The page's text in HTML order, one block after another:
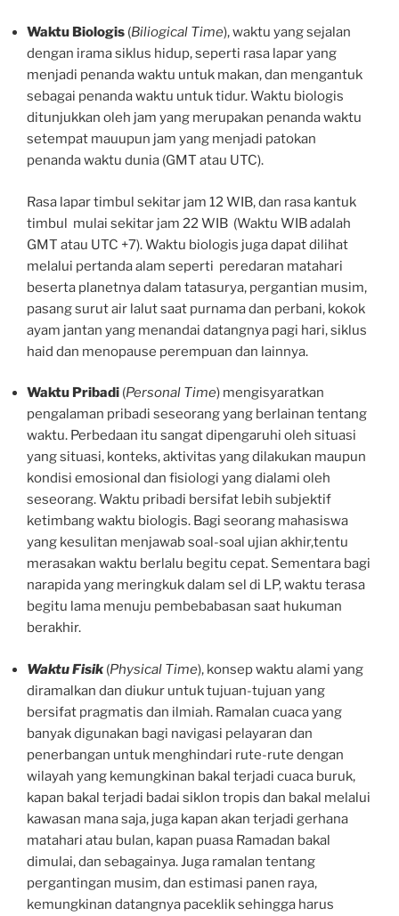
Waktu Biologis (Biliogical Time), waktu yang sejalan
dengan irama siklus hidup, seperti rasa lapar yang
menjadi penanda waktu untuk makan, dan mengantuk
sebagai penanda waktu untuk tidur. Waktu biologis
ditunjukkan oleh jam yang merupakan penanda waktu
setempat mauupun jam yang menjadi patokan
penanda waktu dunia (GMT atau UTC).
Rasa lapar timbul sekitar jam 12 WIB, dan rasa kantuk
timbul mulai sekitar jam 22 WIB (Waktu WIB adalah
GMT atau UTC +7). Waktu biologis juga dapat dilihat
melalui pertanda alam seperti peredaran matahari
beserta planetnya dalam tatasurya, pergantian musim,
pasang surut air lalut saat purnama dan perbani, kokok
ayam jantan yang menandai datangnya pagi hari, siklus
haid dan menopause perempuan dan lainnya.
Waktu Pribadi (Personal Time) mengisyaratkan
pengalaman pribadi seseorang yang berlainan tentang
waktu. Perbedaan itu sangat dipengaruhi oleh situasi
yang situasi, konteks, aktivitas yang dilakukan maupun
kondisi emosional dan fisiologi yang dialami oleh
seseorang. Waktu pribadi bersifat lebih subjektif
ketimbang waktu biologis. Bagi seorang mahasiswa
yang kesulitan menjawab soal-soal ujian akhir,tentu
merasakan waktu berlalu begitu cepat. Sementara bagi
narapida yang meringkuk dalam sel di LP, waktu terasa
begitu lama menuju pembebabasan saat hukuman
berakhir.
Waktu Fisik (Physical Time), konsep waktu alami yang
diramalkan dan diukur untuk tujuan-tujuan yang
bersifat pragmatis dan ilmiah. Ramalan cuaca yang
banyak digunakan bagi navigasi pelayaran dan
penerbangan untuk menghindari rute-rute dengan
wilayah yang kemungkinan bakal terjadi cuaca buruk,
kapan bakal terjadi badai siklon tropis dan bakal melalui
kawasan mana saja, juga kapan akan terjadi gerhana
matahari atau bulan, kapan puasa Ramadan bakal
dimulai, dan sebagainya. Juga ramalan tentang
pergantingan musim, dan estimasi panen raya,
kemungkinan datangnya paceklik sehingga harus